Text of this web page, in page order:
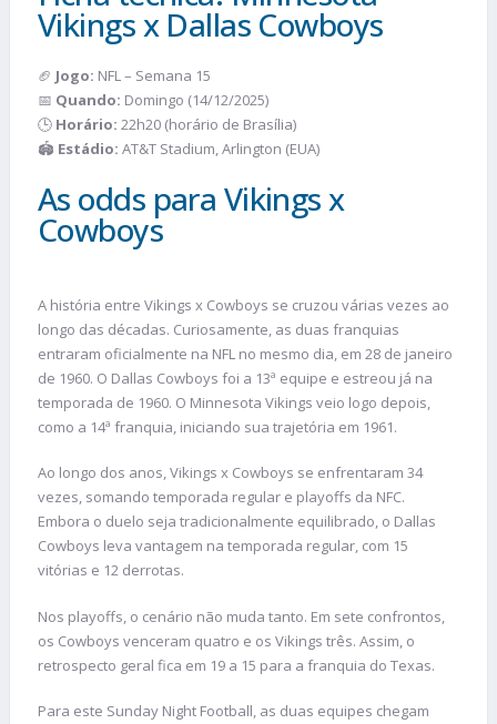
Vikings x Dallas Cowboys
🏈 Jogo: NFL – Semana 15
📅 Quando: Domingo (14/12/2025)
🕒 Horário: 22h20 (horário de Brasília)
🏟️ Estádio: AT&T Stadium, Arlington (EUA)
As odds para Vikings x
Cowboys
A história entre Vikings x Cowboys se cruzou várias vezes ao
longo das décadas. Curiosamente, as duas franquias
entraram oficialmente na NFL no mesmo dia, em 28 de janeiro
de 1960. O Dallas Cowboys foi a 13ª equipe e estreou já na
temporada de 1960. O Minnesota Vikings veio logo depois,
como a 14ª franquia, iniciando sua trajetória em 1961.
Ao longo dos anos, Vikings x Cowboys se enfrentaram 34
vezes, somando temporada regular e playoffs da NFC.
Embora o duelo seja tradicionalmente equilibrado, o Dallas
Cowboys leva vantagem na temporada regular, com 15
vitórias e 12 derrotas.
Nos playoffs, o cenário não muda tanto. Em sete confrontos,
os Cowboys venceram quatro e os Vikings três. Assim, o
retrospecto geral fica em 19 a 15 para a franquia do Texas.
Para este Sunday Night Football, as duas equipes chegam